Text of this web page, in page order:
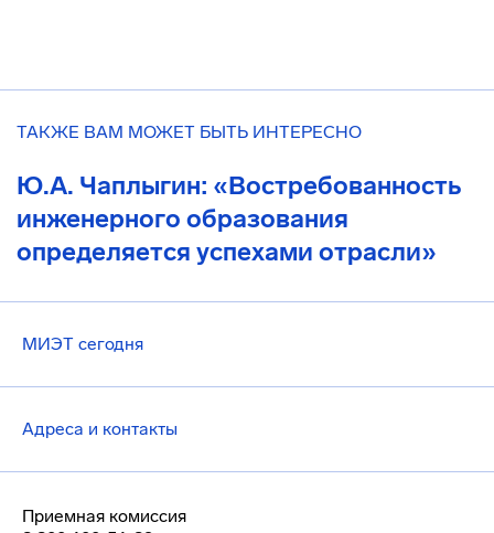
ТАКЖЕ ВАМ МОЖЕТ БЫТЬ ИНТЕРЕСНО
Ю.А. Чаплыгин: «Востребованность
инженерного образования
определяется успехами отрасли»
МИЭТ сегодня
Адреса и контакты
Приемная комиссия